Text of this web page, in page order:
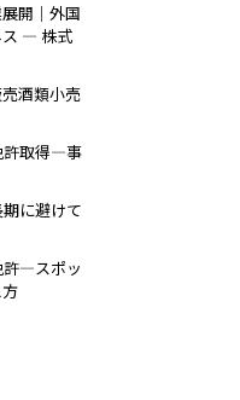
開｜外国
ス ― 株式
酒類小売
許取得―事
に避けて
許―スポッ